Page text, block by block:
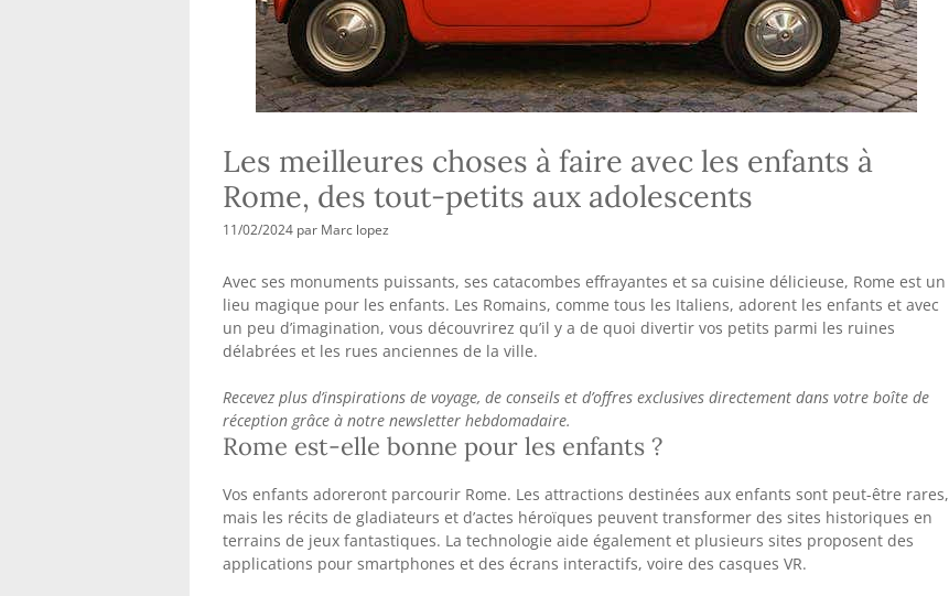
Les meilleures choses à faire avec les enfants à
Rome, des tout-petits aux adolescents
11/02/2024 par Marc lopez
Avec ses monuments puissants, ses catacombes effrayantes et sa cuisine délicieuse, Rome est un
lieu magique pour les enfants. Les Romains, comme tous les Italiens, adorent les enfants et avec
un peu d’imagination, vous découvrirez qu’il y a de quoi divertir vos petits parmi les ruines
délabrées et les rues anciennes de la ville.
Recevez plus d’inspirations de voyage, de conseils et d’offres exclusives directement dans votre boîte de
réception grâce à notre newsletter hebdomadaire.
Rome est-elle bonne pour les enfants ?
Vos enfants adoreront parcourir Rome. Les attractions destinées aux enfants sont peut-être rares,
mais les récits de gladiateurs et d’actes héroïques peuvent transformer des sites historiques en
terrains de jeux fantastiques. La technologie aide également et plusieurs sites proposent des
applications pour smartphones et des écrans interactifs, voire des casques VR.